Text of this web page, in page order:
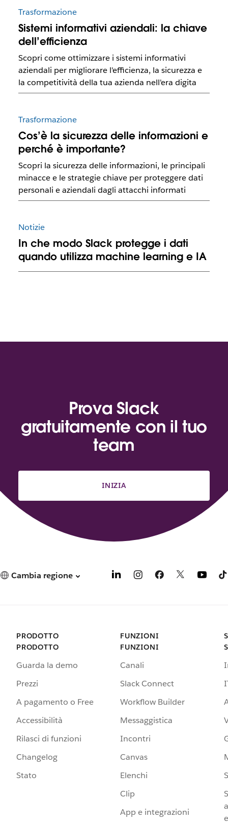
Trasformazione
Sistemi informativi aziendali: la chiave
dell’efficienza
Scopri come ottimizzare i sistemi informativi
aziendali per migliorare l'efficienza, la sicurezza e
la competitività della tua azienda nell'era digita
Trasformazione
Cos’è la sicurezza delle informazioni e
perché è importante?
Scopri la sicurezza delle informazioni, le principali
minacce e le strategie chiave per proteggere dati
personali e aziendali dagli attacchi informati
Notizie
In che modo Slack protegge i dati
quando utilizza machine learning e IA
Prova Slack
gratuitamente con il tuo
team
INIZIA
Cambia regione
PRODOTTO
PRODOTTO
Guarda la demo
Prezzi
A pagamento o Free
Accessibilità
Rilasci di funzioni
Changelog
Stato
FUNZIONI
FUNZIONI
Canali
Slack Connect
Workflow Builder
Messaggistica
Incontri
Canvas
Elenchi
Clip
App e integrazioni